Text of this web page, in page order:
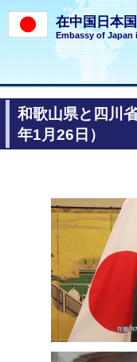
在中国日本
Embassy of Japan
和歌山県と四川
年1月26日）